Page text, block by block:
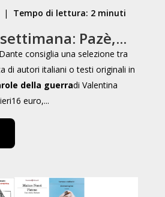
| Tempo di lettura: 2 minuti
Pazè,...
consiglia una selezione tra
di autori italiani o testi originali in
della guerradi Valentina
euro,...